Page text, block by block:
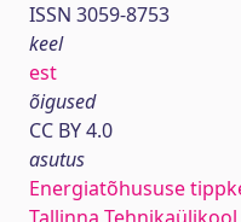
ISSN 3059-8753
keel
est
õigused
CC BY 4.0
asutus
Energiatõhususe